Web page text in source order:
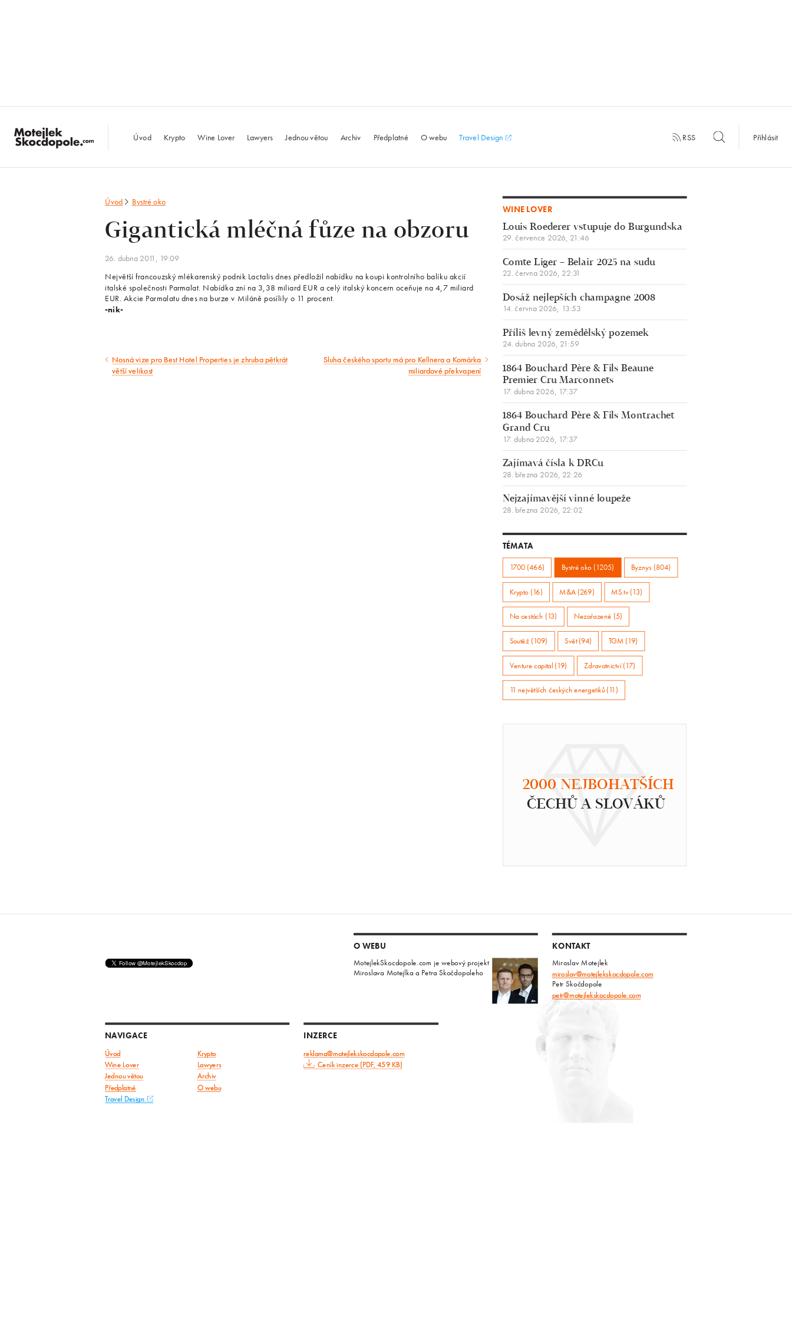
MotejlekSkocdopole.com
Úvod Krypto Wine Lover Lawyers Jednou větou Archiv Předplatné O webu Travel Design RSS Přihlásit
Úvod Bystré oko
Gigantická mléčná fůze na obzoru
26. dubna 2011, 19:09
Největší francouzský mlékarenský podnik Lactalis dnes předložil nabídku na koupi kontrolního balíku akcií
italské společnosti Parmalat. Nabídka zní na 3,38 miliard EUR a celý italský koncern oceňuje na 4,7 miliard
EUR. Akcie Parmalatu dnes na burze v Miláně posílily o 11 procent.
-nik-
Předcházející
Nosná vize pro Best Hotel Properties je zhruba pětkrát
větší velikost
Následující
Sluha českého sportu má pro Kellnera a Komárka
miliardové překvapení
WINE LOVER
Louis Roederer vstupuje do Burgundska
29. července 2026, 21:46
Comte Liger – Belair 2025 na sudu
22. června 2026, 22:31
Dosáž nejlepších champagne 2008
14. června 2026, 13:53
Příliš levný zemědělský pozemek
24. dubna 2026, 21:59
1864 Bouchard Père & Fils Beaune
Premier Cru Marconnets
17. dubna 2026, 17:37
1864 Bouchard Père & Fils Montrachet
Grand Cru
17. dubna 2026, 17:37
Zajímavá čísla k DRCu
28. března 2026, 22:26
Nejzajímavější vinné loupeže
28. března 2026, 22:02
TÉMATA
1700 (466) Bystré oko (1205) Byznys (804)
Krypto (16) M&A (269) MS.tv (13)
Na cestách (13) Nezařazené (5)
Soutěž (109) Svět (94) TGM (19)
Venture capital (19) Zdravotnictví (17)
11 největších českých energetiků (11)
2000 NEJBOHATŠÍCH
ČECHŮ A SLOVÁKŮ
O WEBU
MotejlekSkocdopole.com je webový projekt
Miroslava Motejlka a Petra Skočdopoleho
KONTAKT
Miroslav Motejlek
miroslav@motejlekskocdopole.com
Petr Skočdopole
petr@motejlekskocdopole.com
NAVIGACE
Úvod Krypto
Wine Lover
Lawyers
Jednou větou
Archiv
Předplatné O webu
Travel Design
INZERCE
reklama@motejlekskocdopole.com
Ceník inzerce (PDF, 459 KB)